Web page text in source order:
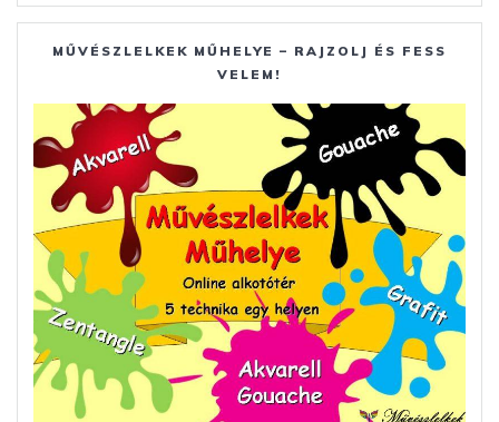
MŰVÉSZLELKEK MŰHELYE – RAJZOLJ ÉS FESS
VELEM!